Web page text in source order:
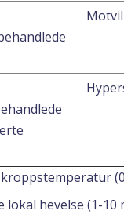
lokal hevelse (1-